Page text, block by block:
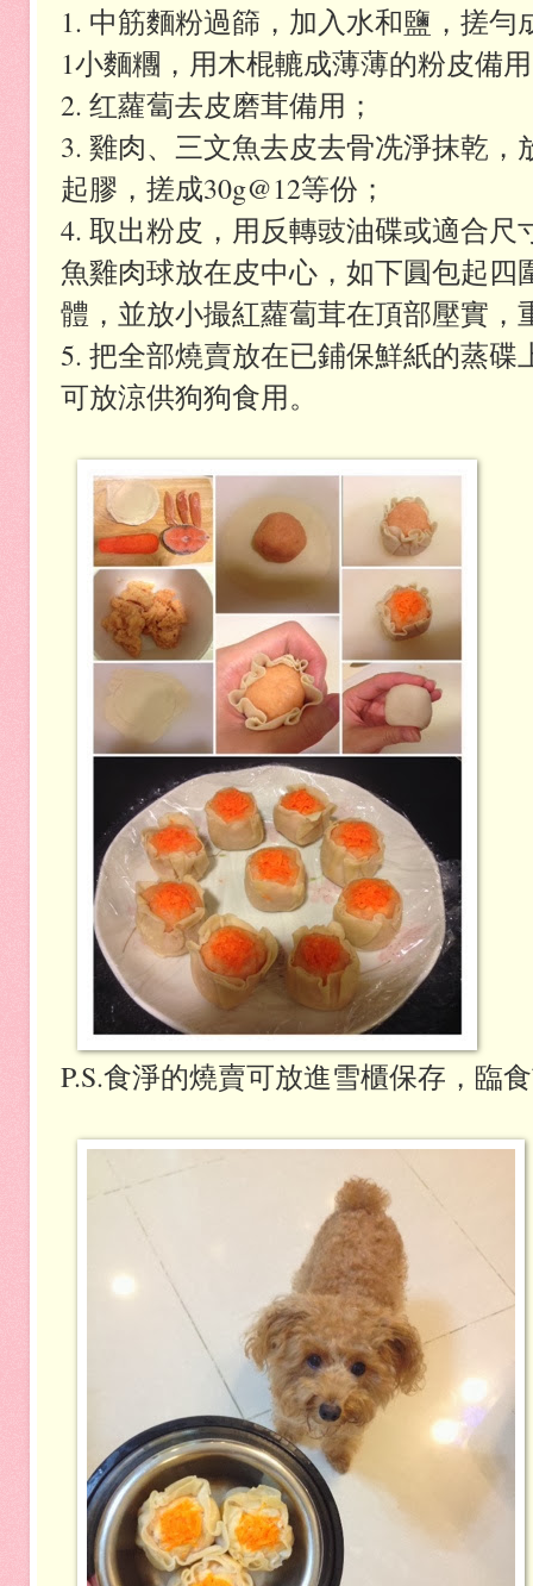
1. 中筋麵粉過篩，加入水和鹽，搓勻
1小麵糰，用木棍轆成薄薄的粉皮備
2. 红蘿蔔去皮磨茸備用；
3. 雞肉、三文魚去皮去骨冼淨抹乾
起膠，搓成30g@12等份；
4. 取出粉皮，用反轉豉油碟或適合
魚雞肉球放在皮中心，如下圓包起四
體，並放小撮紅蘿蔔茸在頂部壓實，
5. 把全部燒賣放在已鋪保鮮紙的蒸碟
可放涼供狗狗食用。
P.S.食淨的燒賣可放進雪櫃保存，臨